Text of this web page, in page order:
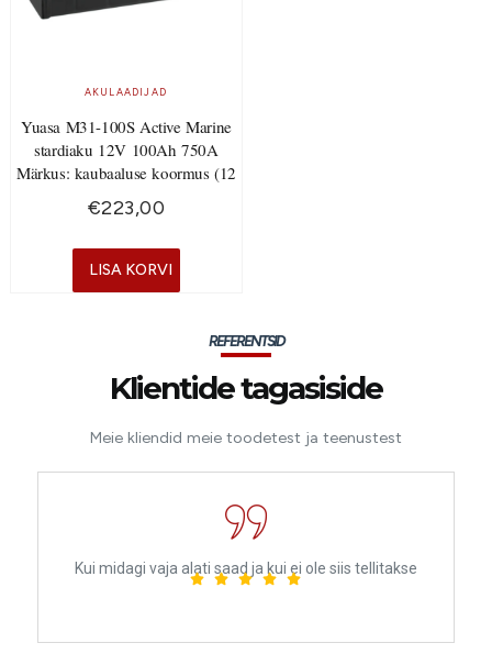
AKULAADIJAD
Yuasa M31-100S Active Marine
stardiaku 12V 100Ah 750A
Märkus: kaubaaluse koormus (12
€223,00
LISA KORVI
REFERENTSID
Klientide tagasiside
Meie kliendid meie toodetest ja teenustest
saad ja kui ei ole siis tellitakse
Garaaž ja mehaanika
ilma oma